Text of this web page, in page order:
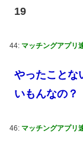
19
44: マッチングアプリ
やったことな
いもんなの？
46: マッチングアプリ